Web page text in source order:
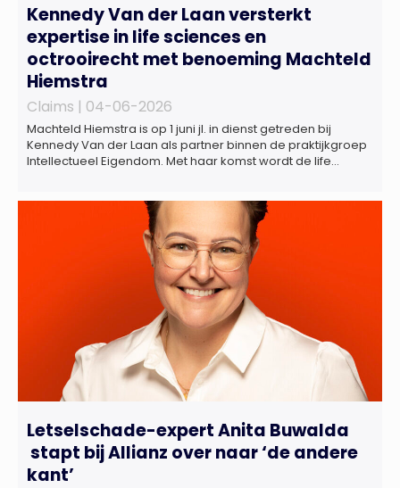
Kennedy Van der Laan versterkt
expertise in life sciences en
octrooirecht met benoeming Machteld
Hiemstra
Claims | 04-06-2026
Machteld Hiemstra is op 1 juni jl. in dienst getreden bij
Kennedy Van der Laan als partner binnen de praktijkgroep
Intellectueel Eigendom. Met haar komst wordt de life
gespecialiseerd in nationale en internationale wet- en
regelgeving relevant voor de life sciences sector en de […]
Letselschade-expert Anita Buwalda
stapt bij Allianz over naar ‘de andere
kant’